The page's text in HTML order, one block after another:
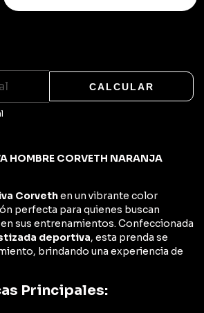
CALCULAR
HOMBRE CORVETH NARANJA
Corvethen un vibrante color
perfecta para quienes buscan
sus entrenamientos. Confeccionada
deportiva, esta prenda se
brindando una experiencia de
Principales: